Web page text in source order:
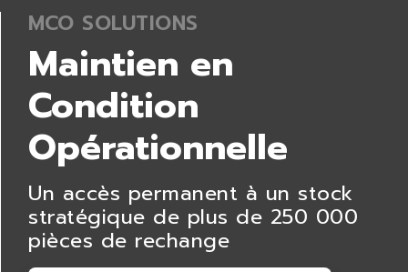
MCO SOLUTIONS
Maintien en
Condition
Opérationnelle
Un accès permanent à un stock
stratégique de plus de 250 000
pièces de rechange